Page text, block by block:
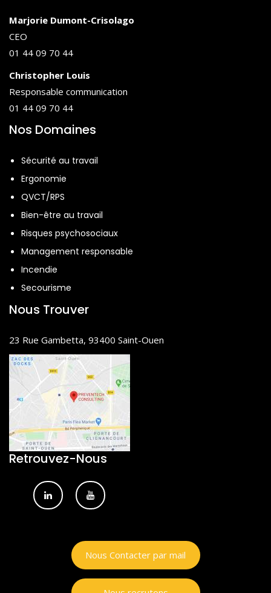
Marjorie Dumont-Crisolago
CEO
01 44 09 70 44
Christopher Louis
Responsable communication
01 44 09 70 44
Nos Domaines
Sécurité au travail
Ergonomie
QVCT/RPS
Bien-être au travail
Risques psychosociaux
Management responsable
Incendie
Secourisme
Nous Trouver
23 Rue Gambetta, 93400 Saint-Ouen
Retrouvez-Nous
Nous Contacter par mail